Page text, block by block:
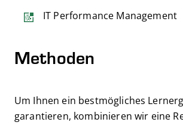
IT Performance Management
Methoden
Um Ihnen ein bestmögliches
garantieren, kombinieren wir eine